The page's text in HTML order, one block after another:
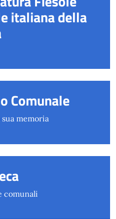
italiana della
Comunale
sua memoria
comunali